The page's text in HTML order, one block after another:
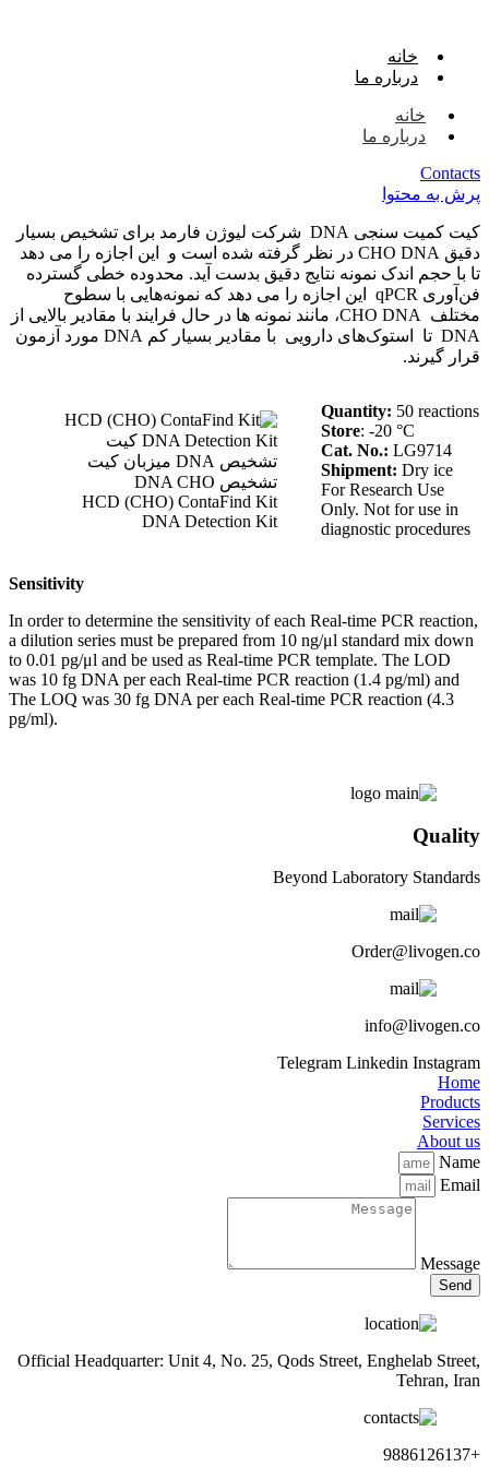
خانه
درباره ما
خانه
درباره ما
Contacts
پرش به محتوا
کیت کمیت سنجی DNA شرکت لیوژن فارمد برای تشخیص بسیار
دقیق CHO DNA در نظر گرفته شده است و این اجازه را می دهد
تا با حجم اندک نمونه نتایج دقیق بدست آید. محدوده خطی گسترده
فن‌آوری qPCR این اجازه را می دهد که نمونه‌هایی با سطوح
مختلف CHO DNA، مانند نمونه ها در حال فرایند با مقادیر بالایی از
DNA تا استوک‌های دارویی با مقادیر بسیار کم DNA مورد آزمون
قرار گیرند.
Quantity: 50 reactions
Store: -20 °C
Cat. No.: LG9714
Shipment: Dry ice
For Research Use
Only. Not for use in
diagnostic procedures
HCD (CHO) ContaFind Kit
DNA Detection Kit
Sensitivity
In order to determine the sensitivity of each Real-time PCR reaction,
a dilution series must be prepared from 10 ng/μl standard mix down
to 0.01 pg/μl and be used as Real-time PCR template. The LOD
was 10 fg DNA per each Real-time PCR reaction (1.4 pg/ml) and
The LOQ was 30 fg DNA per each Real-time PCR reaction (4.3
pg/ml).
Quality
Beyond Laboratory Standards
Order@livogen.co
info@livogen.co
Telegram Linkedin Instagram
Home
Products
Services
About us
Name
Email
Message
Send
Official Headquarter: Unit 4, No. 25, Qods Street, Enghelab Street,
Tehran, Iran
+9886126137